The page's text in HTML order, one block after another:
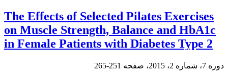
The Effects of Selected Pilates Exercises
on Muscle Strength, Balance and HbA1c
in Female Patients with Diabetes Type 2
دوره 7، شماره 2، 2015، صفحه 251-265